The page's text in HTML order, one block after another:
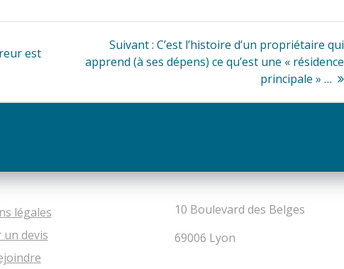
est
Suivant : Article
suivant
C’est l’histoire d’un propriétaire qui
apprend (à ses dépens) ce qu’est une « résidence
principale » …
légales
devis
10 Boulevard des Belges
69006 Lyon